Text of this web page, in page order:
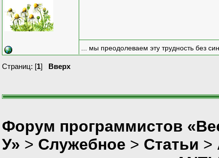
... мы преодолеваем эту трудность без
Страниц: [1] Вверх
Форум программистов
У» > Служебное > Статьи >